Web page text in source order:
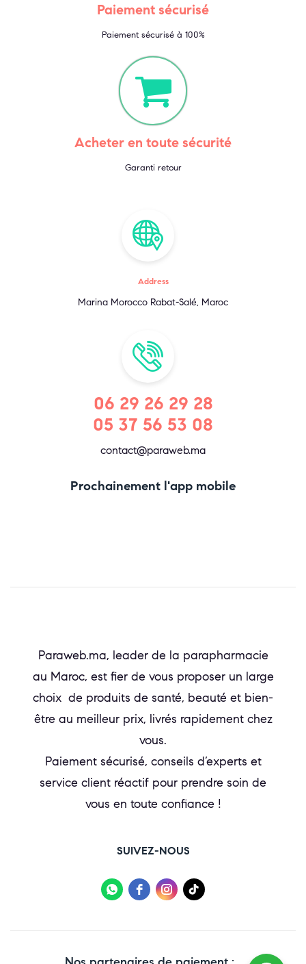
Paiement sécurisé
Paiement sécurisé à 100%
Acheter en toute sécurité
Garanti retour
Address
Marina Morocco Rabat-Salé, Maroc
06 29 26 29 28
05 37 56 53 08
contact@paraweb.ma
Prochainement l'app mobile
Paraweb.ma, leader de la parapharmacie
au Maroc, est fier de vous proposer un large
choix de produits de santé, beauté et bien-
être au meilleur prix, livrés rapidement chez
vous.
Paiement sécurisé, conseils d’experts et
service client réactif pour prendre soin de
vous en toute confiance !
SUIVEZ-NOUS